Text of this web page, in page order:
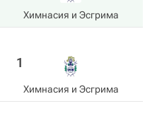
Химнасия и Эсгрима
1
Химнасия и Эсгрима